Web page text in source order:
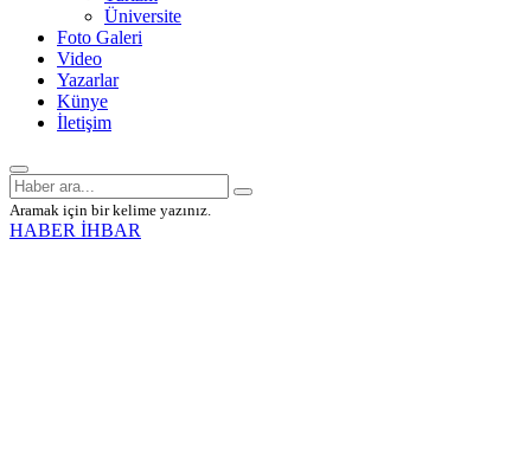
Üniversite
Foto Galeri
Video
Yazarlar
Künye
İletişim
Aramak için bir kelime yazınız.
HABER İHBAR